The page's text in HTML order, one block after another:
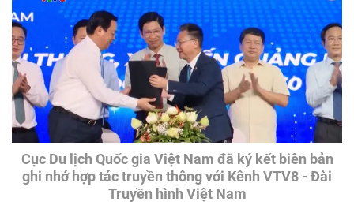
Cục Du lịch Quốc gia Việt Nam đã ký kết biên bản
ghi nhớ hợp tác truyền thông với Kênh VTV8 - Đài
Truyền hình Việt Nam